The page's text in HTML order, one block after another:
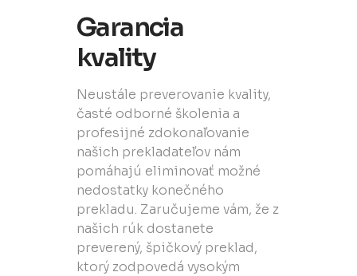
Garancia
kvality
Neustále preverovanie kvality,
časté odborné školenia a
profesijné zdokonaľovanie
našich prekladateľov nám
pomáhajú eliminovať možné
nedostatky konečného
prekladu. Zaručujeme vám, že z
našich rúk dostanete
preverený, špičkový preklad,
ktorý zodpovedá vysokým